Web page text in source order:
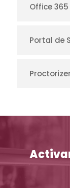
Office 365
Portal de
Proctorizer